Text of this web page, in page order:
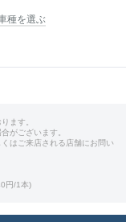
種を選ぶ
ます。
がございます。
はご来店される店舗にお問い
円/1本)